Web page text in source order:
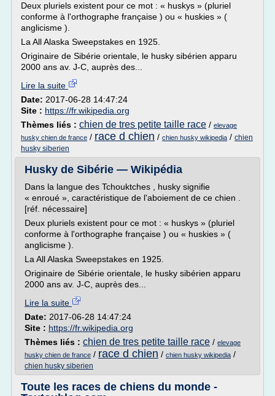
Deux pluriels existent pour ce mot : « huskys » (pluriel
conforme à l'orthographe française ) ou « huskies » (
anglicisme ).
La All Alaska Sweepstakes en 1925.
Originaire de Sibérie orientale, le husky sibérien apparu
2000 ans av. J-C, auprès des...
Lire la suite
Date: 2017-06-28 14:47:24
Site : https://fr.wikipedia.org
Thèmes liés : chien de tres petite taille race / elevage
husky chien de france / race d chien / chien husky wikipedia / chien
husky siberien
Husky de Sibérie — Wikipédia
Dans la langue des Tchouktches , husky signifie
« enroué », caractéristique de l'aboiement de ce chien .
[réf. nécessaire]
Deux pluriels existent pour ce mot : « huskys » (pluriel
conforme à l'orthographe française ) ou « huskies » (
anglicisme ).
La All Alaska Sweepstakes en 1925.
Originaire de Sibérie orientale, le husky sibérien apparu
2000 ans av. J-C, auprès des...
Lire la suite
Date: 2017-06-28 14:47:24
Site : https://fr.wikipedia.org
Thèmes liés : chien de tres petite taille race / elevage
husky chien de france / race d chien / chien husky wikipedia /
chien husky siberien
Toute les races de chiens du monde -